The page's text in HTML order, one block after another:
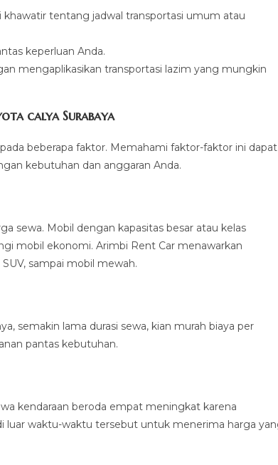
tentang jadwal transportasi umum atau
keperluan Anda.
mengaplikasikan transportasi lazim yang mungkin
calya Surabaya
beberapa faktor. Memahami faktor-faktor ini dapat
kebutuhan dan anggaran Anda.
sewa. Mobil dengan kapasitas besar atau kelas
mobil ekonomi. Arimbi Rent Car menawarkan
sampai mobil mewah.
semakin lama durasi sewa, kian murah biaya per
pantas kebutuhan.
kendaraan beroda empat meningkat karena
luar waktu-waktu tersebut untuk menerima harga